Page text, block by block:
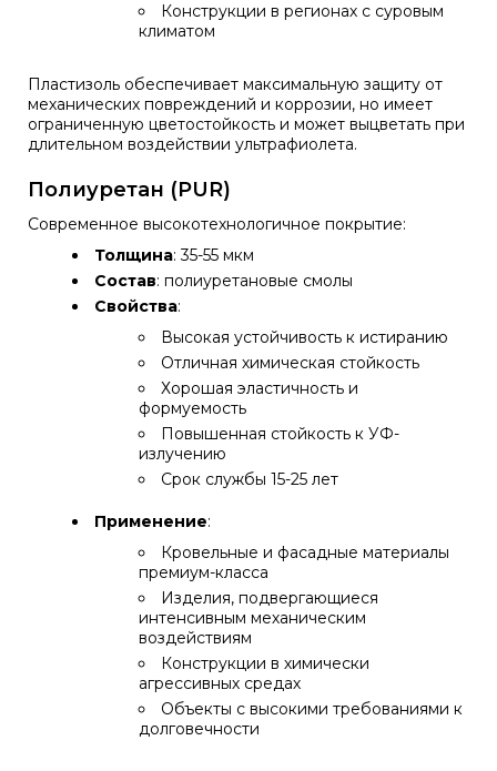
Конструкции в регионах с суровым
климатом
Пластизоль обеспечивает максимальную защиту от
механических повреждений и коррозии, но имеет
ограниченную цветостойкость и может выцветать при
длительном воздействии ультрафиолета.
Полиуретан (PUR)
Современное высокотехнологичное покрытие:
Толщина: 35-55 мкм
Состав: полиуретановые смолы
Свойства:
Высокая устойчивость к истиранию
Отличная химическая стойкость
Хорошая эластичность и
формуемость
Повышенная стойкость к УФ-
излучению
Срок службы 15-25 лет
Применение:
Кровельные и фасадные материалы
премиум-класса
Изделия, подвергающиеся
интенсивным механическим
воздействиям
Конструкции в химически
агрессивных средах
Объекты с высокими требованиями к
долговечности